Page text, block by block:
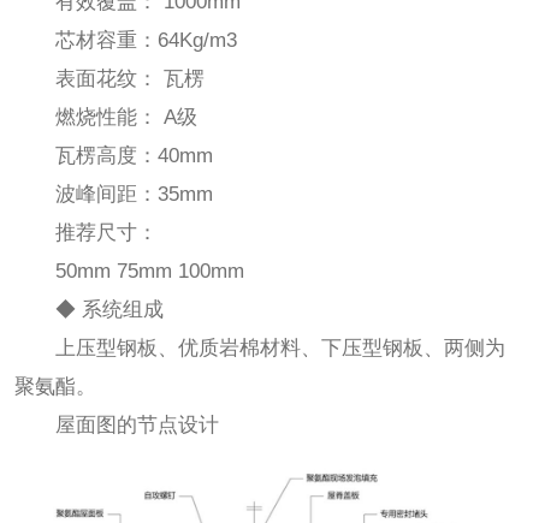
芯材容重：64Kg/m3
表面花纹： 瓦楞
燃烧性能： A级
瓦楞高度：40mm
波峰间距：35mm
推荐尺寸：
50mm 75mm 100mm
◆ 系统组成
上压型钢板、优质岩棉材料、下压型钢板、两侧为
聚氨酯。
屋面图的节点设计